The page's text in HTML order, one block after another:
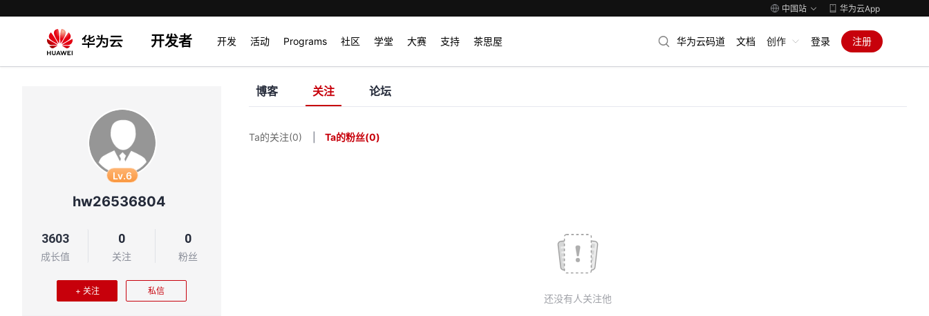
中国站 华为云App
开发者 开发 活动 Programs 社区 学堂 大赛 支持 茶思屋 华为云码道 文档 创作 登录 注册
Lv.6
hw26536804
3603
成长值
0
关注
0
粉丝
+ 关注 私信
博客 关注 论坛
Ta的关注(0) Ta的粉丝(0)
还没有人关注他